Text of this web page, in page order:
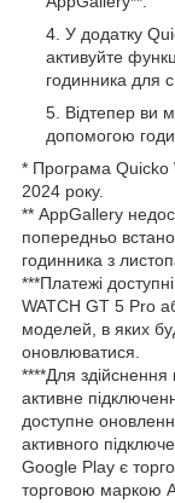
У додатку
активуйте
годинника для
Відтепер ви
допомогою
* Програма Quicko
2024 року.
** AppGallery
попередньо
годинника з
***Платежі
WATCH GT 5 Pro
моделей, в яких
оновлюватися.
****Для
активне
доступне
активного
Google Play є
торговою маркою